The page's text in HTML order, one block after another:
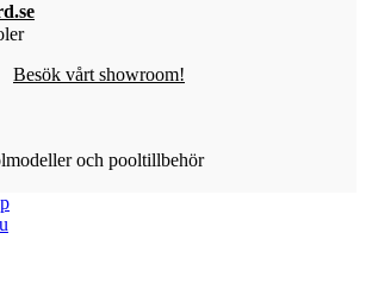
Besök vårt showroom!
och pooltillbehör